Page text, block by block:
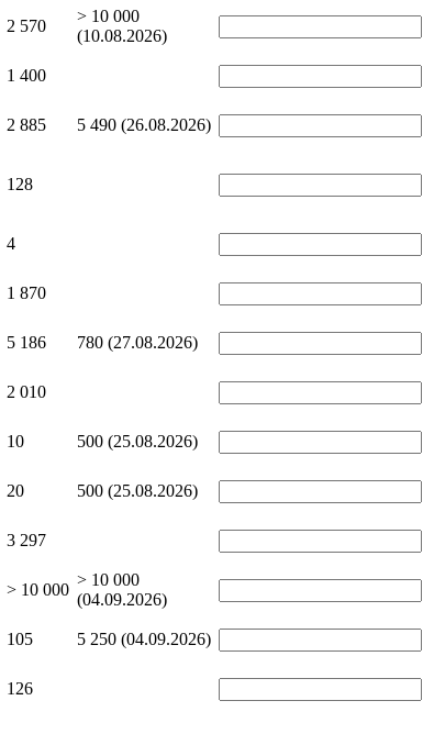
2 570
> 10 000
(10.08.2026)
1 400
2 885 5 490 (26.08.2026)
128
4
1 870
5 186 780 (27.08.2026)
2 010
10 500 (25.08.2026)
20 500 (25.08.2026)
3 297
> 10 000
> 10 000
(04.09.2026)
105 5 250 (04.09.2026)
126